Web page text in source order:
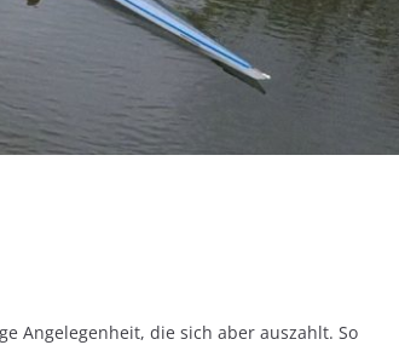
Angelegenheit, die sich aber auszahlt. So